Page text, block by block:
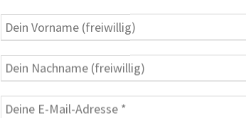
Felsenburg Neurathen im Winter